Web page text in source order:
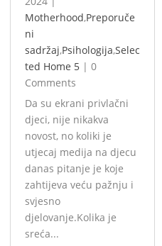
Motherhood,Preporuče
ni
sadržaj,Psihologija,Selec
ted Home 5 | 0
Comments
Da su ekrani privlačni
djeci, nije nikakva
novost, no koliki je
utjecaj medija na djecu
danas pitanje je koje
zahtijeva veću pažnju i
svjesno
djelovanje.Kolika je
sreća...